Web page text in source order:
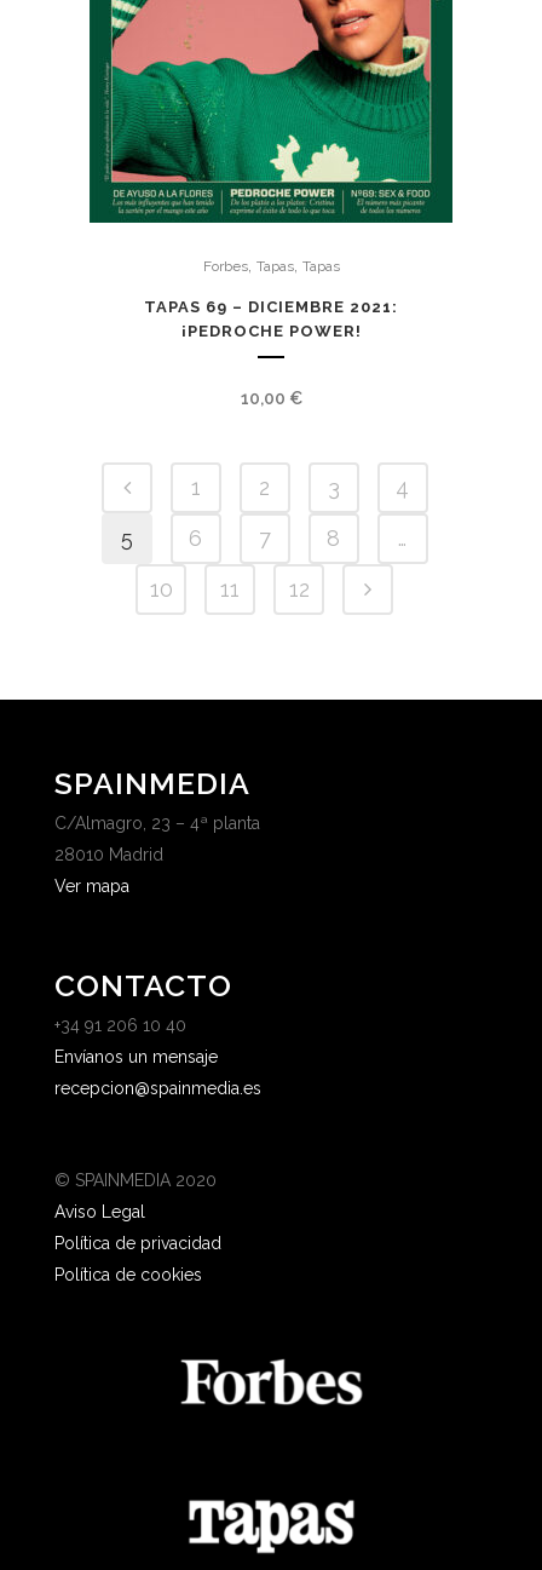
Forbes, Tapas, Tapas
TAPAS 69 – DICIEMBRE 2021:
¡PEDROCHE POWER!
10,00 €
1 2 3
4
5
6 7 8
…
10
11 12
SPAINMEDIA
C/Almagro, 23 – 4ª planta
28010 Madrid
Ver mapa
CONTACTO
+34 91 206 10 40
Envíanos un mensaje
recepcion@spainmedia.es
© SPAINMEDIA 2020
Aviso Legal
Política de privacidad
Política de cookies